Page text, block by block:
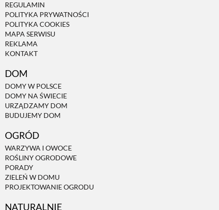
REGULAMIN
POLITYKA PRYWATNOŚCI
POLITYKA COOKIES
MAPA SERWISU
REKLAMA
KONTAKT
DOM
DOMY W POLSCE
DOMY NA ŚWIECIE
URZĄDZAMY DOM
BUDUJEMY DOM
OGRÓD
WARZYWA I OWOCE
ROŚLINY OGRODOWE
PORADY
ZIELEŃ W DOMU
PROJEKTOWANIE OGRODU
NATURALNIE